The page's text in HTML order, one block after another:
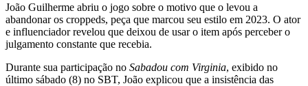
João Guilherme abriu o jogo sobre o motivo que o levou a
abandonar os croppeds, peça que marcou seu estilo em 2023. O ator
e influenciador revelou que deixou de usar o item após perceber o
julgamento constante que recebia.
Durante sua participação no Sabadou com Virginia, exibido no
último sábado (8) no SBT, João explicou que a insistência das